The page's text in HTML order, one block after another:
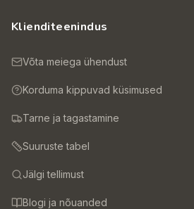
Klienditeenindus
Võta meiega ühendust
Korduma kippuvad küsimused
Tarne ja tagastamine
Suuruste tabel
Jälgi tellimust
Blogi ja nõuanded